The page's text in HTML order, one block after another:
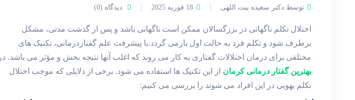
توسط دکتر سعیده بیت اللهی 18 فوریه 2025 دیدگاه (0)
اختلال تکلم ناگهانی در بزرگسالان ممکن است ناگهانی باشد و پس از گذشت مدتی، مشکل
برطرف شود و تکلم فرد به حالت اول بازمی گردد.با پیشرفت علم گفتاردرمانی، تکنیک های
مختلفی برای درمان اختلالات گفتاری به کار می روند که اغلب آنها نتیجه بخش و مؤثر می باشد. در
بهترین گفتار درمانی کرمان از این تکنیک ها استفاده می شود. برخی از دلایلی که موجب اختلال
تکلم یهویی در این افراد می شوند را بررسی می کنیم: